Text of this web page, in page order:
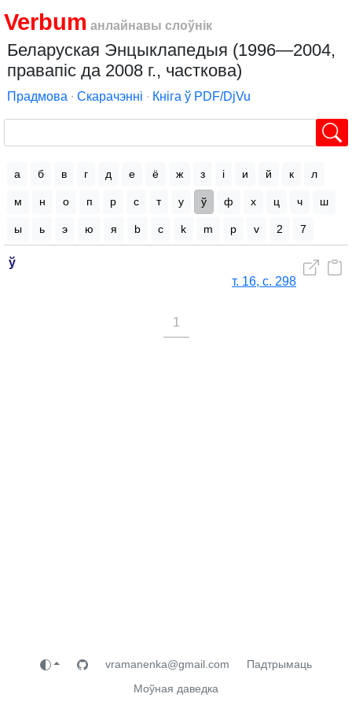
Verbum анлайнавы слоўнік
Беларуская Энцыклапедыя (1996—2004,
правапіс да 2008 г., часткова)
Прадмова ∙ Скарачэнні ∙ Кніга ў PDF/DjVu
а б в г д е ё ж з і и й к л
м н о п р с т у ў ф х ц ч ш
ы ь э ю я b c k m p v 2 7
ў
т. 16, с. 298
1
vramanenka@gmail.com
Падтрымаць
Моўная даведка